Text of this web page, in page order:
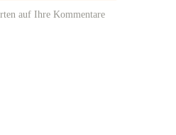
auf Ihre Kommentare